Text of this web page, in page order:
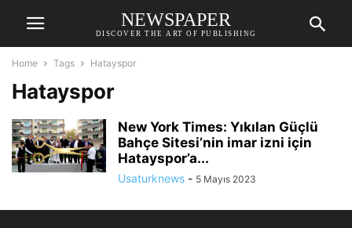
NEWSPAPER
DISCOVER THE ART OF PUBLISHING
Home Tags Hatayspor
Hatayspor
New York Times: Yıkılan Güçlü
Bahçe Sitesi’nin imar izni için
Hatayspor’a...
Usaturknews - 5 Mayıs 2023